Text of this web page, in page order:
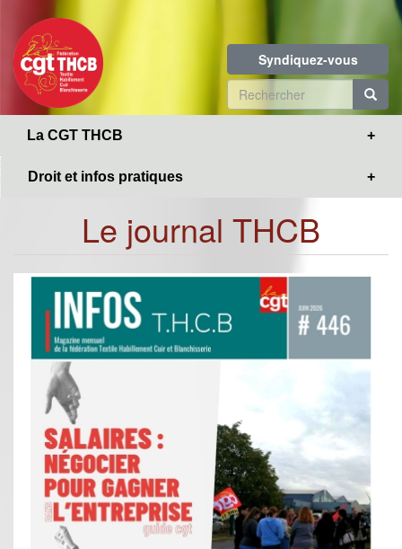
contenu
principal
Syndiquez-vous
Formulaire
de
La CGT THCB
Droit et infos pratiques
Le journal THCB